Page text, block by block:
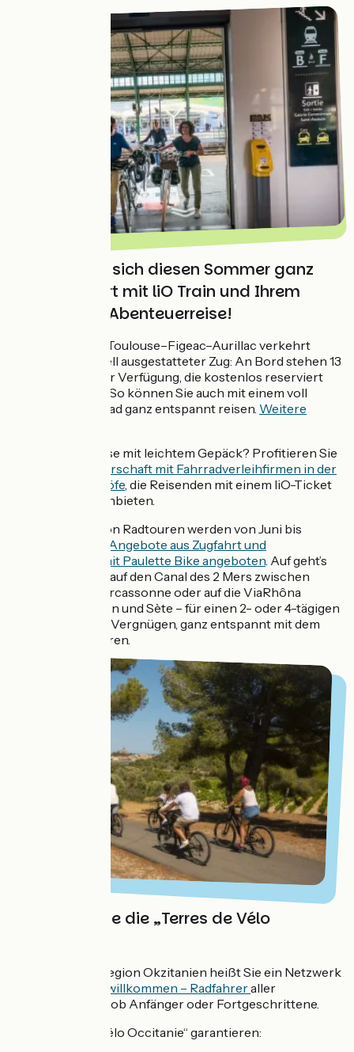
Begeben Sie sich diesen Sommer ganz
unkompliziert mit liO Train und Ihrem
Fahrrad auf Abenteuerreise!
Auf der Strecke Toulouse–Figeac–Aurillac verkehrt
täglich ein speziell ausgestatteter Zug: An Bord stehen 13
Fahrradplätze zur Verfügung, die kostenlos reserviert
werden können. So können Sie auch mit einem voll
beladenen Fahrrad ganz entspannt reisen. Weitere
Lust auf eine Reise mit leichtem Gepäck? Profitieren Sie
einer Partnerschaft mit Fahrradverleihfirmen in der
Nähe der Bahnhöfe, die Reisenden mit einem liO-Ticket
günstige Tarife anbieten.
Für Liebhaber von Radtouren werden von Juni bis
Kombi-Angebote aus Zugfahrt und
Fahrradverleih mit Paulette Bike angeboten. Auf geht’s
mit dem Fahrrad auf den Canal des 2 Mers zwischen
Toulouse und Carcassonne oder auf die ViaRhôna
zwischen Avignon und Sète – für einen 2- oder 4-tägigen
Ausflug, mit dem Vergnügen, ganz entspannt mit dem
Zug zurückzufahren.
Entdecken Sie die „Terres de Vélo
Exklusiv in der Region Okzitanien heißt Sie ein Netzwerk
17 Gebieten willkommen – Radfahreraller
Leistungsstufen, ob Anfänger oder Fortgeschrittene.
„Les Terres de Vélo Occitanie“ garantieren: